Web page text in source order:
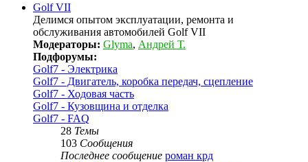
Golf VII
Делимся опытом эксплуатации, ремонта и
обслуживания автомобилей Golf VII
Модераторы: Glyma, Андрей Т.
Подфорумы:
Golf7 - Электрика
Golf7 - Двигатель, коробка передач, сцепление
Golf7 - Ходовая часть
Golf7 - Кузовщина и отделка
Golf7 - FAQ
28 Темы
103 Сообщения
Последнее сообщение роман крд